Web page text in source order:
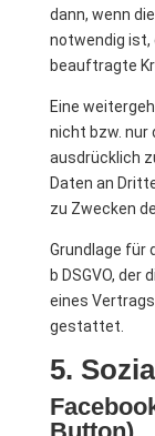
dann, wenn
notwendig ist,
beauftragte
Eine
nicht bzw. nur
ausdrücklich
Daten an
zu Zwecken
Grundlage für
b DSGVO,
eines
gestattet.
5.